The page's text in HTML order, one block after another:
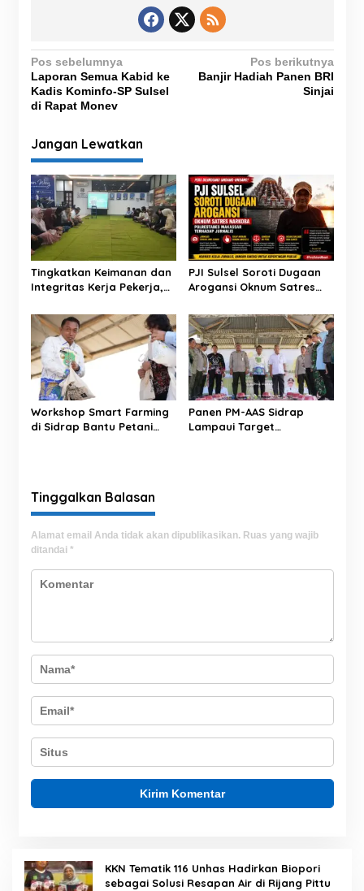
N
a
v
i
g
a
s
i
p
o
s
Pos sebelumnya
Laporan Semua Kabid ke
Kadis Kominfo-SP Sulsel
di Rapat Monev
Pos berikutnya
Banjir Hadiah Panen BRI
Sinjai
Jangan Lewatkan
Tingkatkan Keimanan dan
Integritas Kerja Pekerja,
Pengajian Rutin
PJI Sulsel Soroti Dugaan
Arogansi Oknum Satres
Makassar terhadap
Jurnalis Saat Peliputan
Workshop Smart Farming
di Sidrap Bantu Petani
Panen PM-AAS Sidrap
Lampaui Target
Tinggalkan Balasan
Alamat email Anda tidak akan dipublikasikan. Ruas yang wajib
ditandai *
KKN Tematik 116 Unhas Hadirkan Biopori
sebagai Solusi Resapan Air di Rijang Pittu